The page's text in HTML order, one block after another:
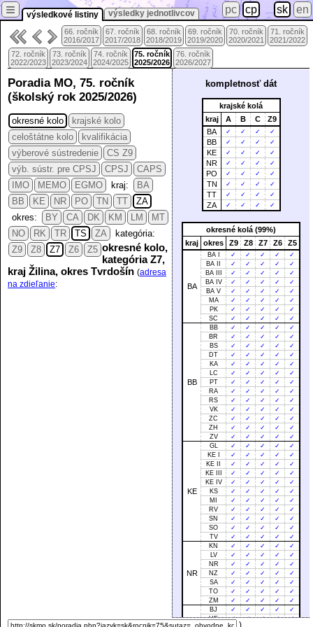
výsledkové listiny výsledky jednotlivcov
≡ pc cp sk en
66. ročník
2016/2017
67. ročník
2017/2018
68. ročník
2018/2019
69. ročník
2019/2020
70. ročník
2020/2021
71. ročník
2021/2022
72. ročník
2022/2023
73. ročník
2023/2024
74. ročník
2024/2025
75. ročník
2025/2026
76. ročník
2026/2027
kompletnosť dát
krajské kolá
kraj
A B C
Z9
BA
✓ ✓ ✓ ✓
BB ✓ ✓ ✓ ✓
KE ✓ ✓ ✓ ✓
NR ✓ ✓ ✓ ✓
PO ✓ ✓ ✓ ✓
TN ✓ ✓ ✓ ✓
TT ✓ ✓ ✓ ✓
ZA ✓ ✓ ✓ ✓
okresné kolá (99%)
kraj okres Z9 Z8 Z7 Z6 Z5
BA
BA I ✓ ✓ ✓ ✓
✓
BA II
✓ ✓ ✓ ✓
✓
BA III
✓ ✓ ✓ ✓
✓
BA IV
✓ ✓ ✓ ✓
✓
BA V
✓ ✓ ✓ ✓
✓
MA
✓ ✓ ✓ ✓
✓
PK
✓ ✓ ✓ ✓
✓
SC
✓ ✓ ✓ ✓ ✓
BB
BB ✓ ✓ ✓ ✓
✓
BR
✓ ✓ ✓ ✓
✓
BS
✓ ✓ ✓ ✓
✓
DT
✓ ✓ ✓ ✓
✓
KA
✓ ✓ ✓ ✓
✓
LC
✓ ✓ ✓ ✓
✓
PT
✓ ✓ ✓ ✓
✓
RA
✓ ✓ ✓ ✓
✓
RS
✓ ✓ ✓ ✓
✓
VK
✓ ✓ ✓ ✓
✓
ZC
✓ ✓ ✓ ✓
✓
ZH
✓ ✓ ✓ ✓
✓
ZV
✓ ✓ ✓ ✓ ✓
KE
GL ✓ ✓ ✓ ✓
✓
KE I
✓ ✓ ✓ ✓
✓
KE II
✓ ✓ ✓ ✓
✓
KE III
✓ ✓ ✓ ✓
✓
KE IV
✓ ✓ ✓ ✓
✓
KS
✓ ✓ ✓ ✓
✓
MI
✓ ✓ ✓ ✓
✓
RV
✓ ✓ ✓ ✓
✓
SN
✓ ✓ ✓ ✓
✓
SO
✓ ✓ ✓ ✓
✓
TV
✓ ✓ ✓ ✓ ✓
NR
KN ✓ ✓ ✓ ✓
✓
LV
✓ ✓ ✓ ✓
✓
NR
✓ ✓ ✓ ✓
✓
NZ
✓ ✓ ✓ ✓
✓
SA
✓ ✓ ✓ ✓
✓
TO
✓ ✓ ✓ ✓
✓
ZM
✓ ✓ ✓ ✓
✓
BJ
✓ ✓ ✓ ✓
✓
HE
✓ ✓ ✓ ✓
✓
Poradia MO, 75. ročník
(školský rok 2025/2026)
okresné kolo
krajské kolo
celoštátne kolo
kvalifikácia
výberové sústredenie
CS Z9
výb. sústr. pre CPSJ
CPSJ
CAPS
IMO
MEMO EGMO kraj:
BA
BB
KE NR PO TN TT
ZA
okres:
BY CA DK KM LM
MT
NO
RK TR TS ZA
kategória:
Z9
Z8 Z7 Z6 Z5 okresné kolo,
kategória Z7,
kraj Žilina, okres Tvrdošín (adresa
na zdieľanie: